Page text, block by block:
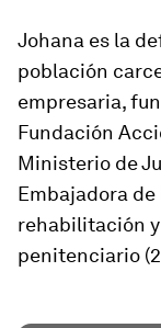
Johana es la
población
empresaria,
Fundación
Ministerio de
Embajadora
rehabilitación
penitenciario